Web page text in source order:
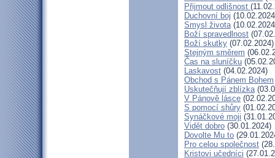
Přijmout odlišnost
Duchovní boj
Smysl života
Boží spravedlnost
Boží skutky (07.02.2024)
Stejným směrem
Čas na sluníčku
Laskavost (04.02.2024)
Obchod s Pánem Bohem
Uskutečňují zblízka
V Pánově lásce
S pomocí shůry
Synáčkové moji
Vidět dobro (30.01.2024)
Dovolte Mu to
Pro celou společnost
Kristovi učedníci